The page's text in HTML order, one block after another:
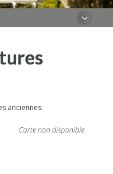
anciennes
Carte non disponible